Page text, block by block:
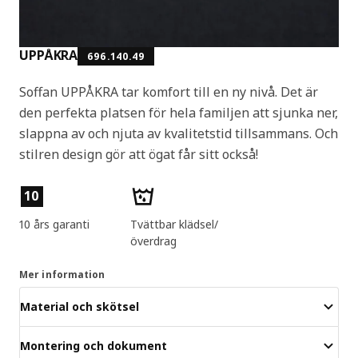
UPPÅKRA 696.140.49
Soffan UPPÅKRA tar komfort till en ny nivå. Det är
den perfekta platsen för hela familjen att sjunka ner,
slappna av och njuta av kvalitetstid tillsammans. Och
stilren design gör att ögat får sitt också!
Produktens egenskaper
10
10 års garanti
Tvättbar klädsel/
överdrag
Mer information
Material och skötsel
Montering och dokument